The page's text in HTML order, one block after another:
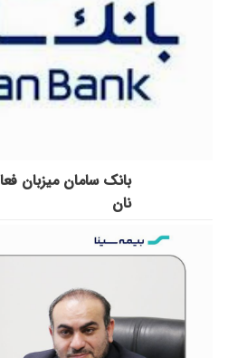
بانک سامان میزبان
نان